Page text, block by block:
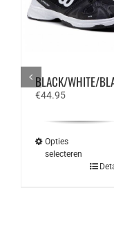
BLACK/WHITE/
€44.95
Opties
selecteren
Dit